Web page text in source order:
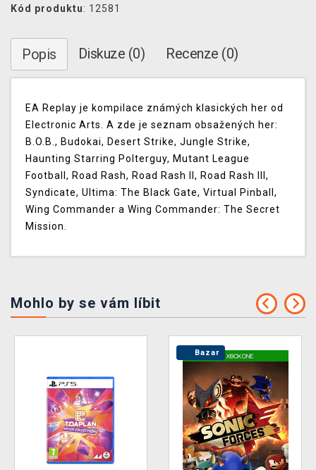
Kód produktu: 12581
Popis Diskuze (0) Recenze (0)
EA Replay je kompilace známých klasických her od
Electronic Arts. A zde je seznam obsažených her:
B.O.B., Budokai, Desert Strike, Jungle Strike,
Haunting Starring Polterguy, Mutant League
Football, Road Rash, Road Rash II, Road Rash III,
Syndicate, Ultima: The Black Gate, Virtual Pinball,
Wing Commander a Wing Commander: The Secret
Mission.
Mohlo by se vám líbit
Bazar